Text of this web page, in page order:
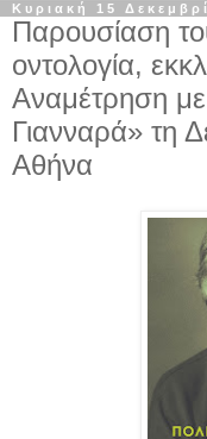
Κυριακή 15
Παρουσίαση
οντολογία,
Αναμέτρηση
Γιανναρά» τη
Αθήνα